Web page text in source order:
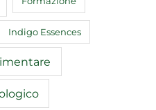
Indigo Essences